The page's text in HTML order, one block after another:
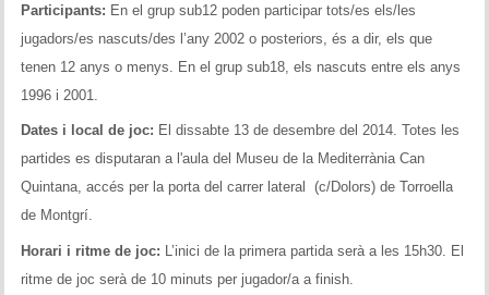
Altres tornejos
Participants: En el grup sub12 poden participar tots/es els/les
jugadors/es nascuts/des l’any 2002 o posteriors, és a dir, els que
tenen 12 anys o menys. En el grup sub18, els nascuts entre els anys
1996 i 2001.
Dates i local de joc: El dissabte 13 de desembre del 2014. Totes les
partides es disputaran a l'aula del Museu de la Mediterrània Can
Quintana, accés per la porta del carrer lateral (c/Dolors) de Torroella
de Montgrí.
Horari i ritme de joc: L’inici de la primera partida serà a les 15h30. El
ritme de joc serà de 10 minuts per jugador/a a finish.